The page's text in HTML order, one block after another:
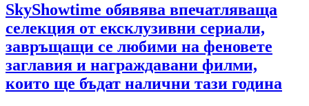
SkyShowtime обявява впечатляваща
селекция от ексклузивни сериали,
завръщащи се любими на феновете
заглавия и награждавани филми,
които ще бъдат налични тази година